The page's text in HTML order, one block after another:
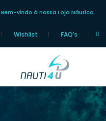
Bem-vindo à nossa Loja Náutica
Wishlist FAQ’s